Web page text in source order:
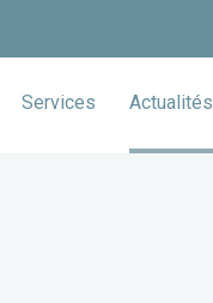
Services Actualités